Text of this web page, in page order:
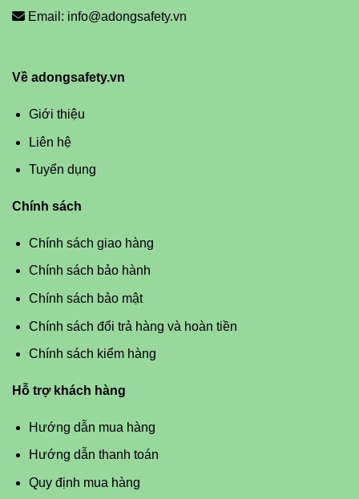
Email: info@adongsafety.vn
Về adongsafety.vn
Giới thiệu
Liên hệ
Tuyển dụng
Chính sách
Chính sách giao hàng
Chính sách bảo hành
Chính sách bảo mật
Chính sách đổi trả hàng và hoàn tiền
Chính sách kiểm hàng
Hỗ trợ khách hàng
Hướng dẫn mua hàng
Hướng dẫn thanh toán
Quy định mua hàng